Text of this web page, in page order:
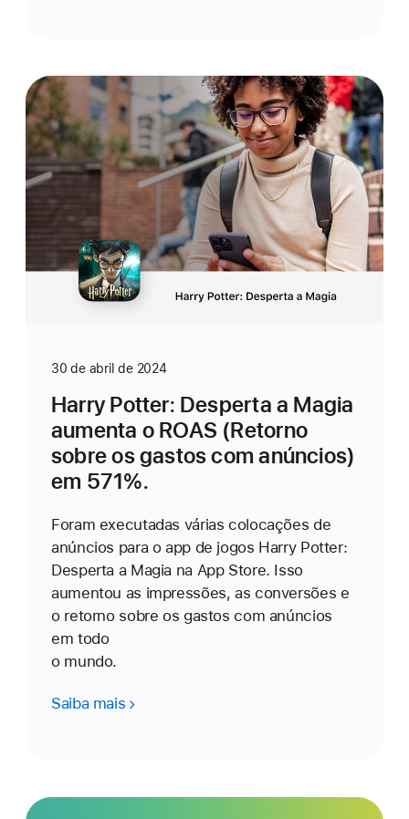
30 de abril de 2024
Harry Potter: Desperta a Magia
aumenta o ROAS (Retorno
sobre os gastos com anúncios)
em 571%.
Foram executadas várias colocações de
anúncios para o app de jogos Harry Potter:
Desperta a Magia na App Store. Isso
aumentou as impressões, as conversões e
o retorno sobre os gastos com anúncios
em todo
o mundo.
Saiba mais